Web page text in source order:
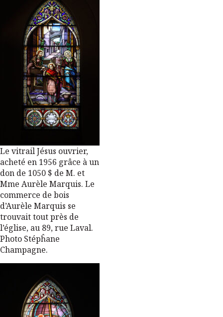
Le vitrail Jésus ouvrier,
acheté en 1956 grâce à un
don de 1050 $ de M. et
Mme Aurèle Marquis. Le
commerce de bois
d’Aurèle Marquis se
trouvait tout près de
l’église, au 89, rue Laval.
Photo Stépĥane
Champagne.